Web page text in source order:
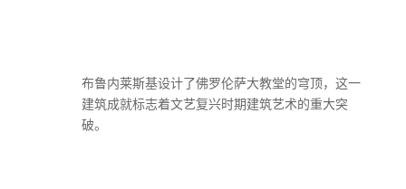
布鲁内莱斯基设计了佛罗伦萨大教堂的穹顶，这一
建筑成就标志着文艺复兴时期建筑艺术的重大突
破。